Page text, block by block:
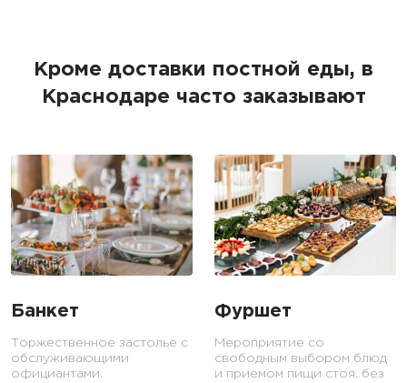
Кроме доставки постной еды, в
Краснодаре часто заказывают
Банкет
Торжественное застолье с
обслуживающими
официантами.
Фуршет
Мероприятие со
свободным выбором блюд
и приемом пищи стоя, без